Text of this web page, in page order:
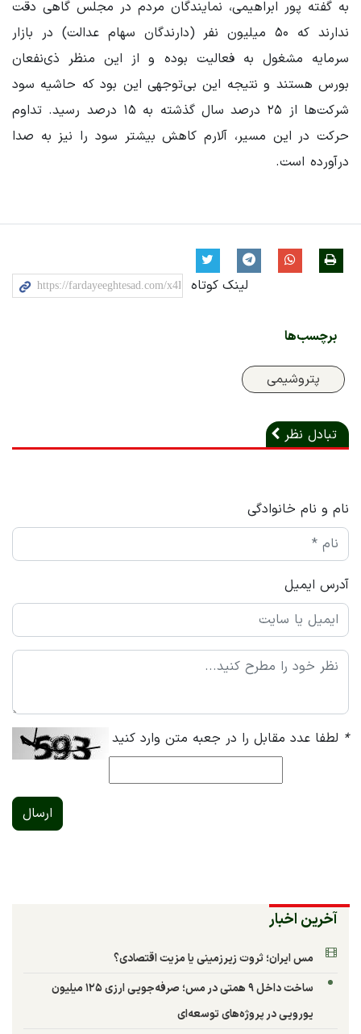
به گفته پور ابراهیمی، نمایندگان مردم در مجلس گاهی دقت
ندارند که ۵۰ میلیون نفر (دارندگان سهام عدالت) در بازار
سرمایه مشغول به فعالیت بوده و از این منظر ذی‌نفعان
بورس هستند و نتیجه این بی‌توجهی این بود که حاشیه سود
شرکت‌ها از ۲۵ درصد سال گذشته به ۱۵ درصد رسید. تداوم
حرکت در این مسیر، آلارم کاهش بیشتر سود را نیز به صدا
درآورده است.
لینک کوتاه
برچسب‌ها
پتروشیمی
تبادل نظر
نام و نام خانوادگی
آدرس ایمیل
* لطفا عدد مقابل را در جعبه متن وارد کنید
ارسال
آخرین اخبار
مس ایران؛ ثروت زیرزمینی یا مزیت اقتصادی؟
ساخت داخل ۹ همتی در مس؛ صرفه‌جویی ارزی ۱۲۵ میلیون
یورویی در پروژه‌های توسعه‌ای